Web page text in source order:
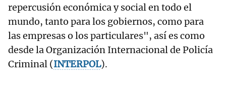
repercusión económica y social en todo el
mundo, tanto para los gobiernos, como para
las empresas o los particulares", así es como
desde la Organización Internacional de Policía
Criminal (INTERPOL).